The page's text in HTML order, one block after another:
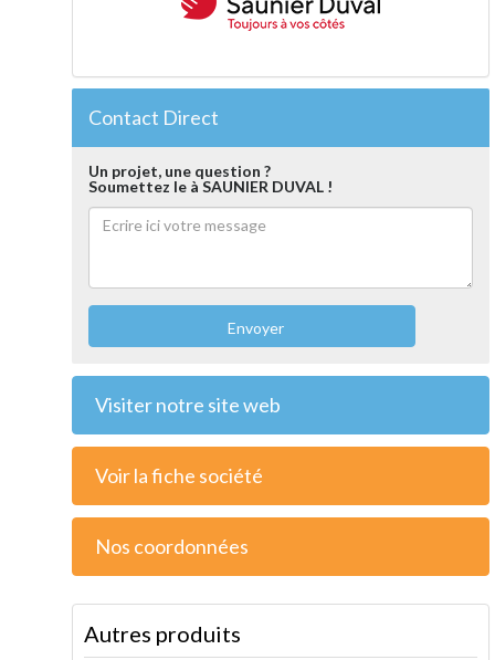
Contact Direct
Un projet, une question ?
Soumettez le à SAUNIER DUVAL !
Envoyer
Visiter notre site web
Voir la fiche société
Nos coordonnées
Autres produits